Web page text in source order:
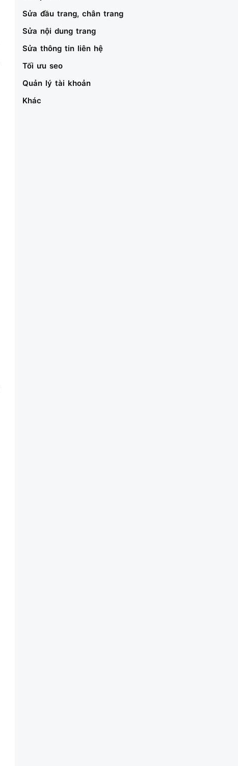
Sửa đầu trang, chân trang
Sửa nội dung trang
Sửa thông tin liên hệ
Tối ưu seo
Quản lý tài khoản
Khác